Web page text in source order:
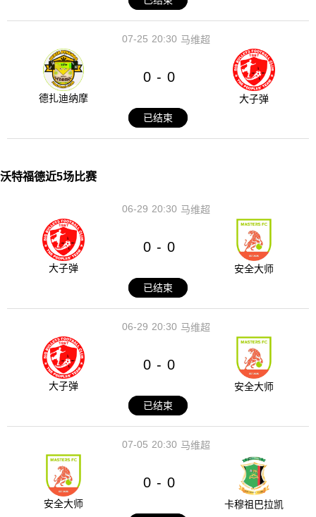
20:30
07-25 马维超
德扎迪纳摩
0 - 0
大子弹
已结束
沃特福德近5场比赛
20:30
06-29 马维超
大子弹
0 - 0
安全大师
已结束
20:30
06-29 马维超
大子弹
0 - 0
安全大师
已结束
20:30
07-05 马维超
安全大师
0 - 0
卡穆祖巴拉凯